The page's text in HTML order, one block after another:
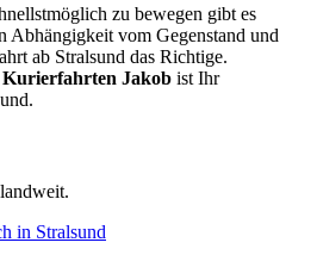
zu bewegen gibt es
Abhängigkeit vom Gegenstand und
ab Stralsund das Richtige.
Kurierfahrten Jakob ist Ihr